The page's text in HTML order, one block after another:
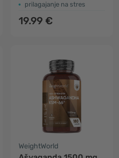
prilagajanje na stres
19.99 €
WeightWorld